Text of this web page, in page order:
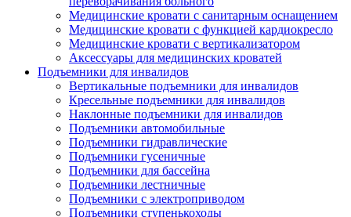
Медицинские кровати с санитарным оснащением
Медицинские кровати с функцией кардиокресло
Медицинские кровати с вертикализатором
Аксессуары для медицинских кроватей
Подъемники для инвалидов
Вертикальные подъемники для инвалидов
Кресельные подъемники для инвалидов
Наклонные подъемники для инвалидов
Подъемники автомобильные
Подъемники гидравлические
Подъемники гусеничные
Подъемники для бассейна
Подъемники лестничные
Подъемники с электроприводом
Подъемники ступенькоходы